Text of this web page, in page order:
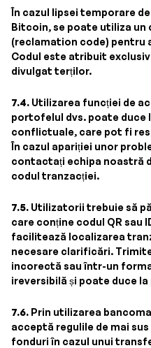
În cazul lipsei temporare
Bitcoin, se poate utiliza un
(reclamation code) pentru
Codul este atribuit
divulgat terților.
7.4. Utilizarea funcției de
portofelul dvs. poate duce
conflictuale, care pot fi
În cazul apariției unor
contactați echipa noastră
codul tranzacției.
7.5. Utilizatorii trebuie să
care conține codul QR sau
facilitează localizarea
necesare clarificări.
incorectă sau într-un
ireversibilă și poate duce
7.6. Prin utilizarea
acceptă regulile de mai
fonduri în cazul unui